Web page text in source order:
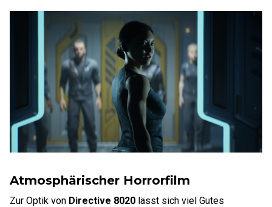
Atmosphärischer Horrorfilm
Zur Optik von Directive 8020 lässt sich viel Gutes